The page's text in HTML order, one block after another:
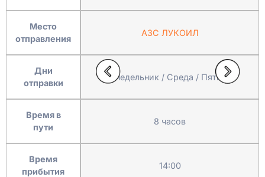
Место
отправления
Дни
отправки
Время в
пути
Время
прибытия
АЗС ЛУКОИЛ
Понедельник / Среда / Пятница
8 часов
14:00